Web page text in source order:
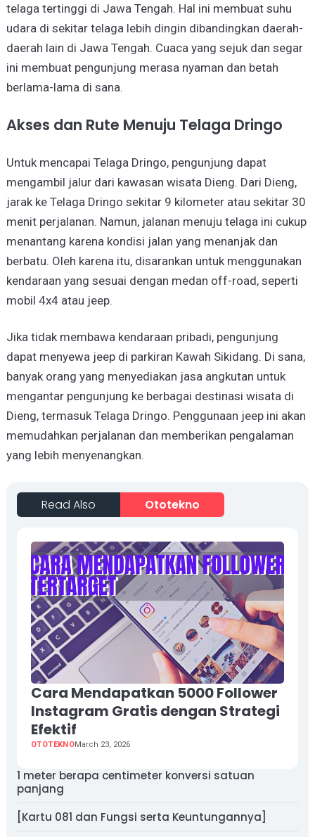
telaga tertinggi di Jawa Tengah. Hal ini membuat suhu
udara di sekitar telaga lebih dingin dibandingkan daerah-
daerah lain di Jawa Tengah. Cuaca yang sejuk dan segar
ini membuat pengunjung merasa nyaman dan betah
berlama-lama di sana.
Akses dan Rute Menuju Telaga Dringo
Untuk mencapai Telaga Dringo, pengunjung dapat
mengambil jalur dari kawasan wisata Dieng. Dari Dieng,
jarak ke Telaga Dringo sekitar 9 kilometer atau sekitar 30
menit perjalanan. Namun, jalanan menuju telaga ini cukup
menantang karena kondisi jalan yang menanjak dan
berbatu. Oleh karena itu, disarankan untuk menggunakan
kendaraan yang sesuai dengan medan off-road, seperti
mobil 4x4 atau jeep.
Jika tidak membawa kendaraan pribadi, pengunjung
dapat menyewa jeep di parkiran Kawah Sikidang. Di sana,
banyak orang yang menyediakan jasa angkutan untuk
mengantar pengunjung ke berbagai destinasi wisata di
Dieng, termasuk Telaga Dringo. Penggunaan jeep ini akan
memudahkan perjalanan dan memberikan pengalaman
yang lebih menyenangkan.
Read Also Ototekno
Cara Mendapatkan 5000 Follower
Instagram Gratis dengan Strategi
Efektif
OTOTEKNOMarch 23, 2026
1 meter berapa centimeter konversi satuan
panjang
[Kartu 081 dan Fungsi serta Keuntungannya]